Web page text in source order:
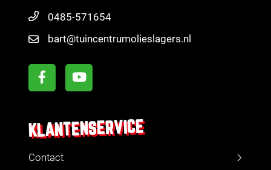
0485-571654
bart@tuincentrumolieslagers.nl
KLANTENSERVICE
Contact